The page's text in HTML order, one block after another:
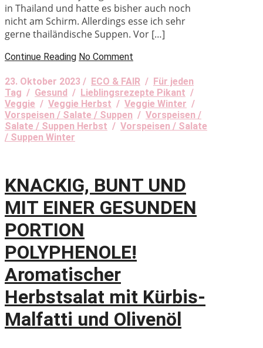
in Thailand und hatte es bisher auch noch
nicht am Schirm. Allerdings esse ich sehr
gerne thailändische Suppen. Vor […]
Continue Reading No Comment
23. Oktober 2023 / ECO & FAIR / Für jeden
Tag / Gesund / Lieblingsrezepte Pikant /
Veggie / Veggie Herbst / Veggie Winter /
Vorspeisen / Salate / Suppen / Vorspeisen /
Salate / Suppen Herbst / Vorspeisen / Salate
/ Suppen Winter
KNACKIG, BUNT UND
MIT EINER GESUNDEN
PORTION
POLYPHENOLE!
Aromatischer
Herbstsalat mit Kürbis-
Malfatti und Olivenöl